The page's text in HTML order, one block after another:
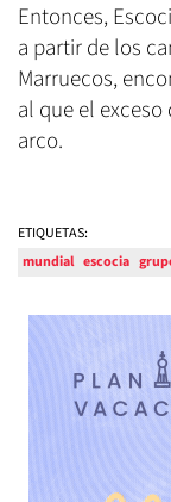
Entonces,
a partir de los
Marruecos,
al que el
arco.
ETIQUETAS:
mundial escocia